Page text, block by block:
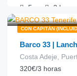
5 2 horas
Alquiler de
Ver detalles
CON CAPITÁN
Barco 33 |
Costa Adeje,
320€/3 horas